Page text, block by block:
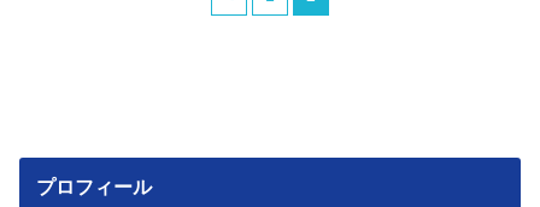
プロフィール